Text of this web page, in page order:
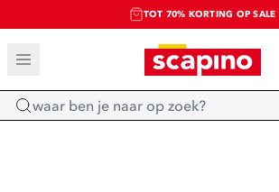
TOT 70% KORTING OP SALE
SALE: LAATSTE KANS!
SHOP NIEUW
Home